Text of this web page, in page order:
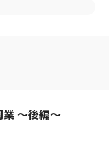
～後編～